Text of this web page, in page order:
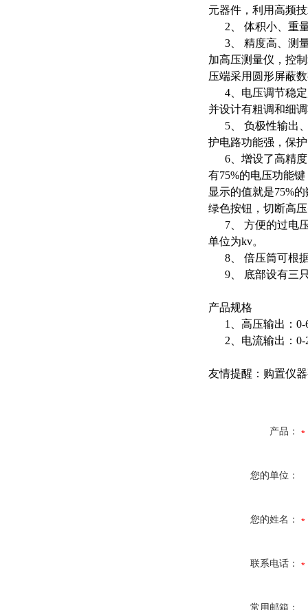
元器件，利用高频
2、 体积小、重量
3、 精度高、测量
加高压测量仪，控
压端采用圆形屏蔽
4、电压调节稳定
并设计有粗调和细
5、 负极性输出、
护电路功能强，保
6、增设了高精度
有75%的电压功能
显示的值就是75%
绿色按钮，切断高
7、 方便的过电压
单位为kv。
8、 倍压筒可根
9、 底部设有三
产品规格
1、高压输出：
2、电流输出
友情提醒：购置仪
产品：
您的单位：
您的姓名：
联系电话：
常用邮箱：